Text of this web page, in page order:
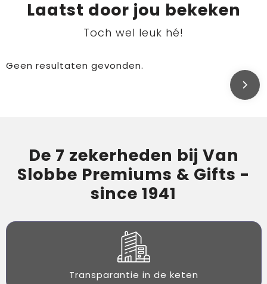
Laatst door jou bekeken
Toch wel leuk hé!
Geen resultaten gevonden.
De 7 zekerheden bij Van
Slobbe Premiums & Gifts -
since 1941
Transparantie in de keten